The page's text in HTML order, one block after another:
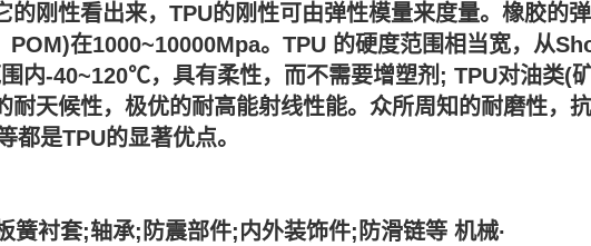
刚性看出来，TPU的刚性可由弹性模量来度量。橡胶的
在1000~10000Mpa。TPU 的硬度范围相当宽，从
内-40~120℃，具有柔性，而不需要增塑剂; TPU对油类(
天候性，极优的耐高能射线性能。众所周知的耐磨性，
是TPU的显著优点。
衬套;轴承;防震部件;内外装饰件;防滑链等 机械·